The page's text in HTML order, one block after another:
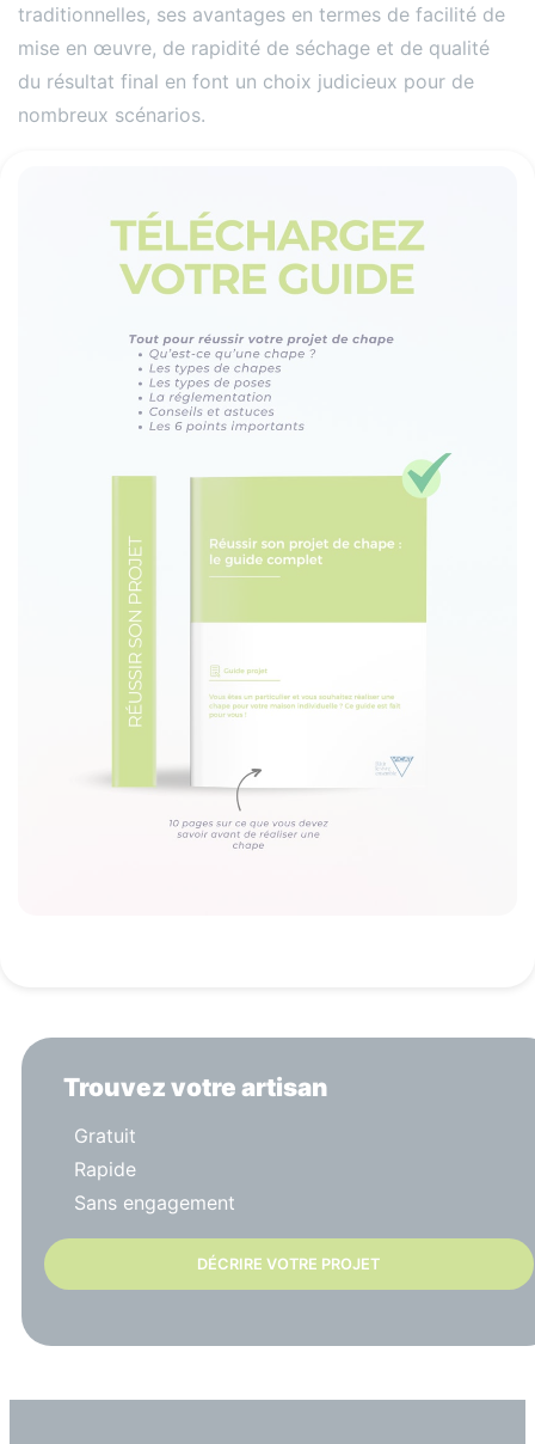
traditionnelles, ses avantages en termes de facilité de
mise en œuvre, de rapidité de séchage et de qualité
du résultat final en font un choix judicieux pour de
nombreux scénarios.
Trouvez votre artisan
Gratuit
Rapide
Sans engagement
DÉCRIRE VOTRE PROJET